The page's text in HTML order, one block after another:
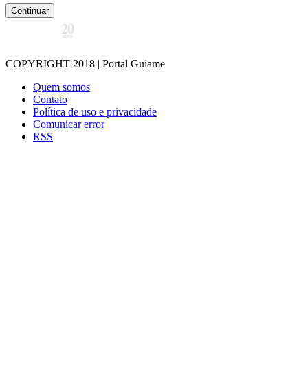
Continuar
COPYRIGHT 2018 | Portal Guiame
Quem somos
Contato
Política de uso e privacidade
Comunicar error
RSS